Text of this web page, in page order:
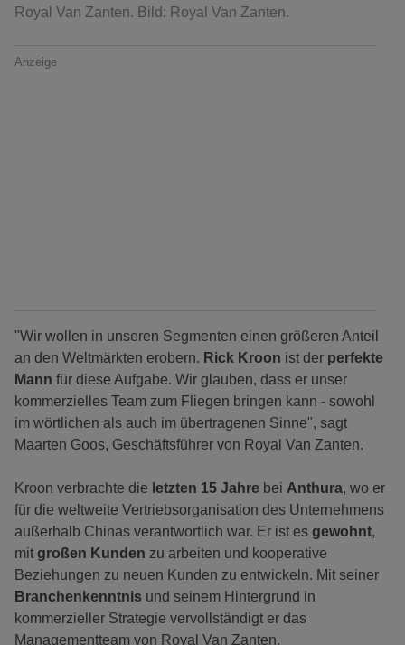
Royal Van Zanten. Bild: Royal Van Zanten.
Anzeige
"Wir wollen in unseren Segmenten einen größeren Anteil
an den Weltmärkten erobern. Rick Kroon ist der perfekte
Mann für diese Aufgabe. Wir glauben, dass er unser
kommerzielles Team zum Fliegen bringen kann - sowohl
im wörtlichen als auch im übertragenen Sinne", sagt
Maarten Goos, Geschäftsführer von Royal Van Zanten.
Kroon verbrachte die letzten 15 Jahre bei Anthura, wo er
für die weltweite Vertriebsorganisation des Unternehmens
außerhalb Chinas verantwortlich war. Er ist es gewohnt,
mit großen Kunden zu arbeiten und kooperative
Beziehungen zu neuen Kunden zu entwickeln. Mit seiner
Branchenkenntnis und seinem Hintergrund in
kommerzieller Strategie vervollständigt er das
Managementteam von Royal Van Zanten.